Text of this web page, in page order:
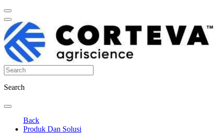
Search
Back
Produk Dan Solusi